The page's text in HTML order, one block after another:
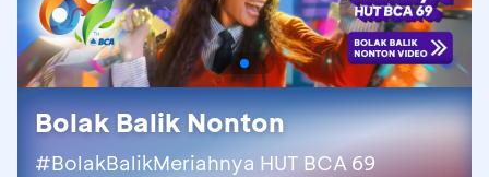
Bolak Balik Nonton
#BolakBalikMeriahnya HUT BCA 69